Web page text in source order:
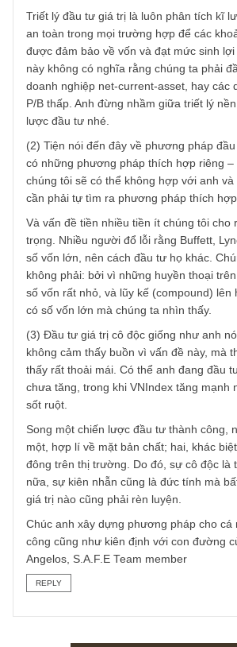
này tại Hoa Kỳ cũng như các nước
tôi cho rằng sự tranh cãi đến từ việc
đề.
Quan điểm chúng tôi cũng giống
Chris Davis, rằng yếu tố tăng
phần trong giá trị thực của một
với một doanh nghiệp tăng trưởng
nghiệp sụt giảm lợi nhuận.
(Nếu anh không ngại tiếng Anh mời
buffett-forget-about-value-vs-
Triết lý đầu tư giá trị là luôn phân
an toàn trong mọi trường hợp để các
được đảm bảo về vốn và đạt mức
này không có nghĩa rằng chúng ta
doanh nghiệp net-current-asset, hay
P/B thấp. Anh đừng nhầm giữa triết
lược đầu tư nhé.
(2) Tiện nói đến đây về phương
có những phương pháp thích hợp
chúng tôi sẽ có thể không hợp với
cần phải tự tìm ra phương pháp
Và vấn đề tiền nhiều tiền ít chúng
trọng. Nhiều người đổ lỗi rằng
số vốn lớn, nên cách đầu tư họ khác.
không phải: bởi vì những huyền
số vốn rất nhỏ, và lũy kế
có số vốn lớn mà chúng ta nhìn thấy.
(3) Đầu tư giá trị cô độc giống như